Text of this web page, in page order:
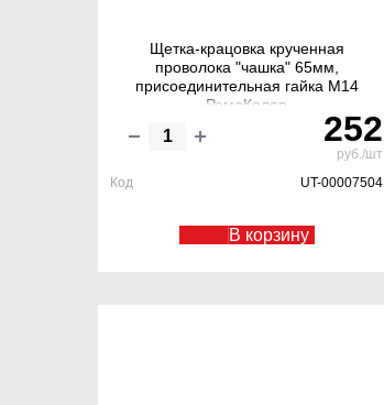
Щетка-крацовка крученная
проволока "чашка" 65мм,
присоединительная гайка М14
РемоКолор
252
руб./шт
Код
UT-00007504
В корзину